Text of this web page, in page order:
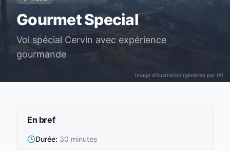
Image d'illustration (générée par IA)
Gourmet Special
Vol spécial Cervin avec expérience
gourmande
En bref
Durée: 30 minutes